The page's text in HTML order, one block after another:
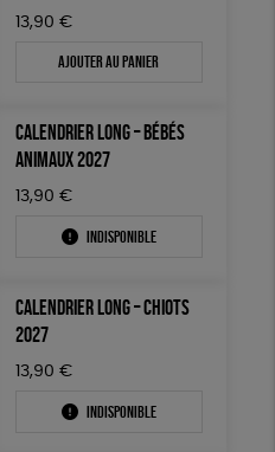
13,90 €
Ajouter au panier
CALENDRIER LONG – BÉBÉS
ANIMAUX 2027
13,90 €
Indisponible
CALENDRIER LONG – CHIOTS
2027
13,90 €
Indisponible